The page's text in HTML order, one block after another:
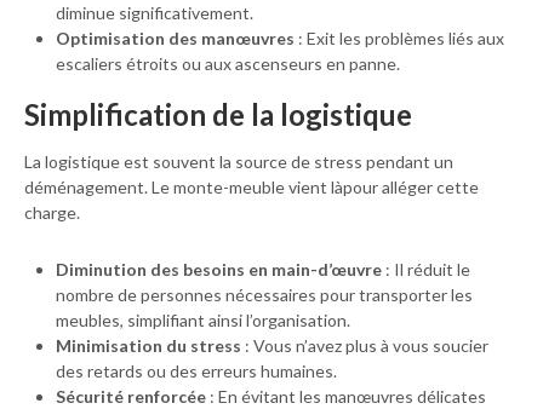
diminue significativement.
Optimisation des manœuvres : Exit les problèmes liés aux
escaliers étroits ou aux ascenseurs en panne.
Simplification de la logistique
La logistique est souvent la source de stress pendant un
déménagement. Le monte-meuble vient làpour alléger cette
charge.
Diminution des besoins en main-d’œuvre : Il réduit le
nombre de personnes nécessaires pour transporter les
meubles, simplifiant ainsi l’organisation.
Minimisation du stress : Vous n’avez plus à vous soucier
des retards ou des erreurs humaines.
Sécurité renforcée : En évitant les manœuvres délicates